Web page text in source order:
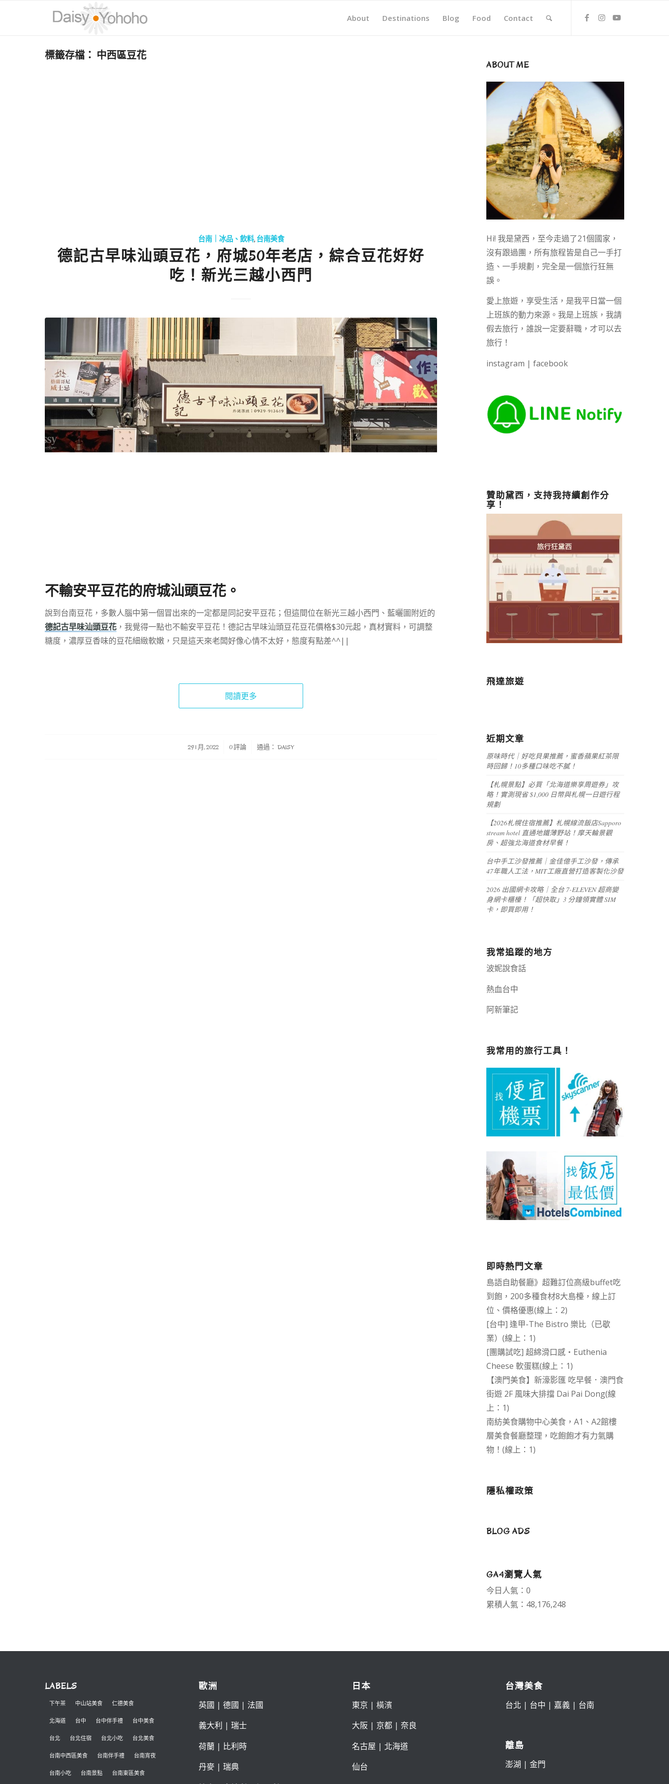
About Destinations Blog Food Contact
標籤存檔： 中西區豆花
台南｜冰品、飲料,台南美食
德記古早味汕頭豆花，府城50年老店，綜合豆花好好
吃！新光三越小西門
不輸安平豆花的府城汕頭豆花。
說到台南豆花，多數人腦中第一個冒出來的一定都是同記安平豆花；但這間位在新光三越小西門、藍曬圖附近的
德記古早味汕頭豆花 ，我覺得一點也不輸安平豆花！德記古早味汕頭豆花豆花價格$30元起，真材實料，可調整
糖度，濃厚豆香味的豆花細緻軟嫩，只是這天來老闆好像心情不太好，態度有點差^^||
閱讀更多
29 1 月, 2022
/ 0 評論 通過：DAISY
ABOUT ME
Hi! 我是黛西，至今走過了21個國家，
沒有跟過團，所有旅程皆是自己一手打
造、一手規劃，完全是一個旅行狂無
誤。
愛上旅遊，享受生活，是我平日當一個
上班族的動力來源。我是上班族，我請
假去旅行，誰說一定要辭職，才可以去
旅行！
instagram | facebook
贊助黛西，支持我持續創作分
享！
飛達旅遊
近期文章
原味時代｜好吃貝果推薦，蜜香蘋果紅茶限
時回歸！10多種口味吃不膩！
【札幌景點】必買「北海道樂享周遊券」攻
略！實測現省 $1,000 日幣與札幌一日遊行程
規劃
【2026札幌住宿推薦】札幌線流飯店Sapporo
stream hotel 直通地鐵薄野站！摩天輪景觀
房、超強北海道食材早餐！
台中手工沙發推薦｜金佳億手工沙發，傳承
47年職人工法，MIT工廠直營打造客製化沙發
2026 出國網卡攻略｜全台 7-ELEVEN 超商變
身網卡櫃檯！「超快取」3 分鐘領實體 SIM
卡，即買即用！
我常追蹤的地方
波妮說食話
熱血台中
阿新筆記嘉義+1 | 嘉義加一
我常用的旅行工具！
即時熱門文章
島語自助餐廳》超難訂位高級buffet吃
到飽，200多種食材8大島檯，線上訂
位、價格優惠(線上：2)
[台中] 逢甲-The Bistro 樂比（已歇
業）(線上：1)
[團購試吃] 超綿滑口感‧Euthenia
Cheese 軟蛋糕(線上：1)
【澳門美食】新濠影匯 吃早餐．澳門食
街遊 2F 風味大排擋 Dai Pai Dong(線
上：1)
南紡美食購物中心美食，A1、A2館樓
層美食餐廳整理，吃飽飽才有力氣購
物！(線上：1)
隱私權政策
BLOG ADS
GA4瀏覽人氣
今日人氣：0
累積人氣：48,176,248
LABELS
下午茶 中山站美食 仁德美食
北海道 台中 台中伴手禮 台中美食
台北 台北住宿 台北小吃 台北美食
台南中西區美食 台南伴手禮 台南宵夜
台南小吃 台南景點 台南東區美食
歐洲
英國 | 德國 | 法國
義大利 | 瑞士
荷蘭| 比利時
丹麥| 瑞典
日本
東京 | 橫濱
大阪 | 京都| 奈良
名古屋 | 北海道
仙台
台灣美食
台北 | 台中 | 嘉義 | 台南
離島
澎湖 |金門